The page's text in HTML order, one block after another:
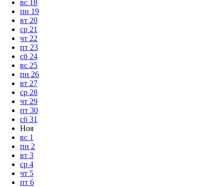
вс 18
пн 19
вт 20
ср 21
чт 22
пт 23
сб 24
вс 25
пн 26
вт 27
ср 28
чт 29
пт 30
сб 31
Ноя
вс 1
пн 2
вт 3
ср 4
чт 5
пт 6